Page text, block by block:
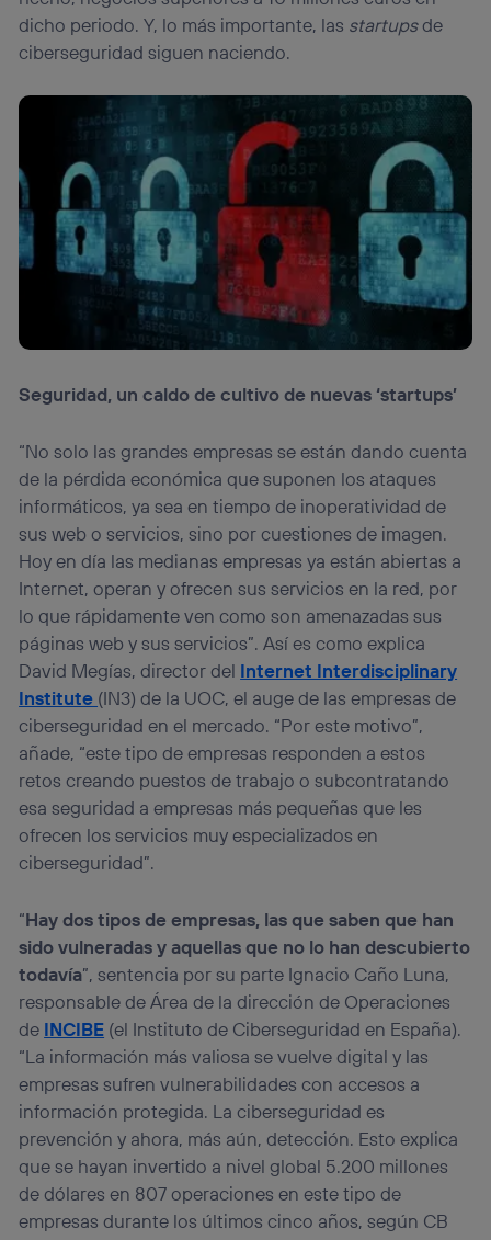
dicho periodo. Y, lo más importante, las startupsde
ciberseguridad siguen naciendo.
Seguridad, un caldo de cultivo de nuevas ‘startups’
“No solo las grandes empresas se están dando cuenta
de la pérdida económica que suponen los ataques
informáticos, ya sea en tiempo de inoperatividad de
sus web o servicios, sino por cuestiones de imagen.
Hoy en día las medianas empresas ya están abiertas a
Internet, operan y ofrecen sus servicios en la red, por
lo que rápidamente ven como son amenazadas sus
páginas web y sus servicios”. Así es como explica
David Megías, director del Internet Interdisciplinary
Institute (IN3) de la UOC, el auge de las empresas de
ciberseguridad en el mercado. “Por este motivo”,
añade, “este tipo de empresas responden a estos
retos creando puestos de trabajo o subcontratando
esa seguridad a empresas más pequeñas que les
ofrecen los servicios muy especializados en
ciberseguridad”.
“Hay dos tipos de empresas, las que saben que han
sido vulneradas y aquellas que no lo han descubierto
todavía”, sentencia por su parte Ignacio Caño Luna,
responsable de Área de la dirección de Operaciones
de INCIBE (el Instituto de Ciberseguridad en España).
“La información más valiosa se vuelve digital y las
empresas sufren vulnerabilidades con accesos a
información protegida. La ciberseguridad es
prevención y ahora, más aún, detección. Esto explica
que se hayan invertido a nivel global 5.200 millones
de dólares en 807 operaciones en este tipo de
empresas durante los últimos cinco años, según CB